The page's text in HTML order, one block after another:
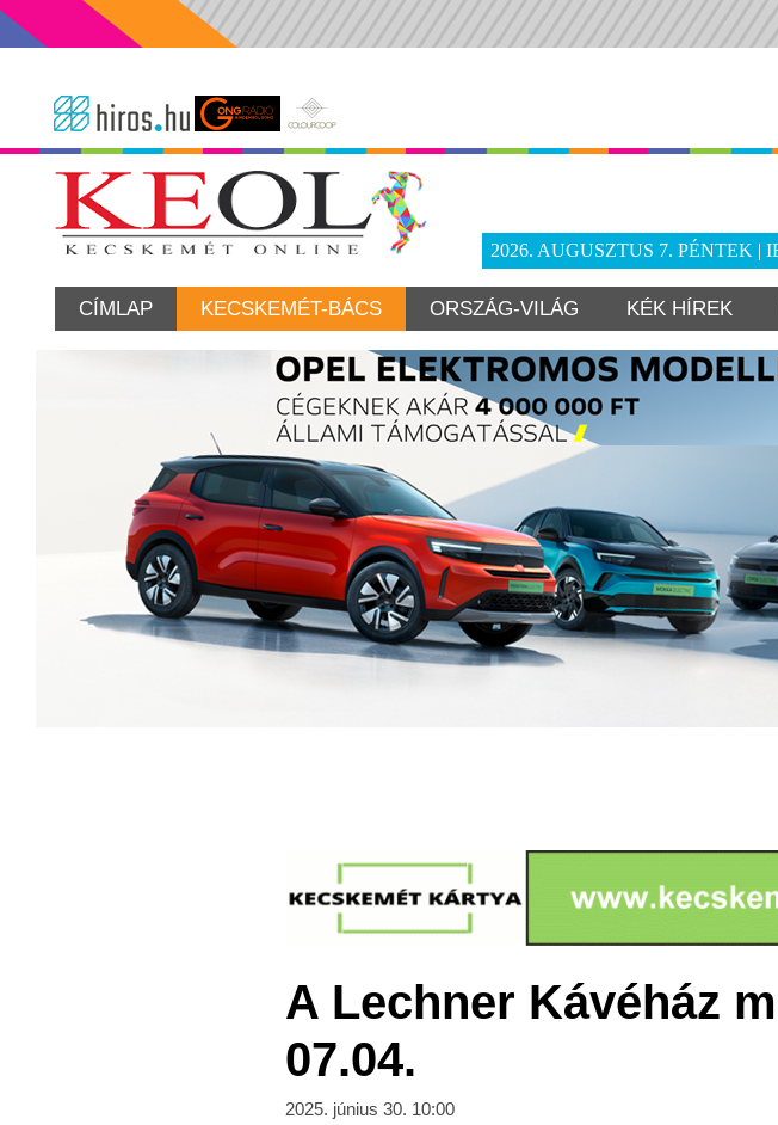
2026. AUGUSZTUS 7. PÉNTEK |
CÍMLAP KECSKEMÉT-BÁCS ORSZÁG-VILÁG KÉK HÍREK
A Lechner Kávéház
07.04.
2025. június 30. 10:00